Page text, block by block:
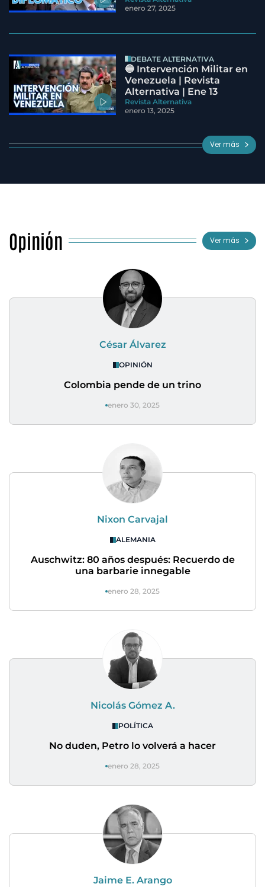
enero 27, 2025
DEBATE ALTERNATIVA
🔵 Intervención Militar en
Venezuela | Revista
Alternativa | Ene 13
Revista Alternativa
enero 13, 2025
Ver más
Opinión Ver más
César Álvarez
OPINIÓN
Colombia pende de un trino
enero 30, 2025
Nixon Carvajal
ALEMANIA
Auschwitz: 80 años después: Recuerdo de
una barbarie innegable
enero 28, 2025
Nicolás Gómez A.
POLÍTICA
No duden, Petro lo volverá a hacer
enero 28, 2025
Jaime E. Arango